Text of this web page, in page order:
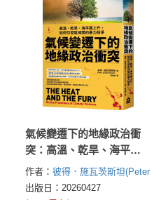
氣候變遷下的地緣政治衝
突：高溫、乾旱、海平面
上升，如何引發區域間的
暴力紛爭
作者： 彼得．施瓦茨斯坦(Peter
Schwartzstein)
出版日：20260427